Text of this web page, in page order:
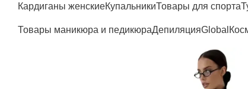
Кардиганы женскиеКупальникиТовары для спорта
Товары маникюра и педикюраДепиляцияGlobal